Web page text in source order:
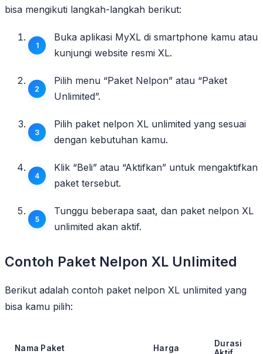
bisa mengikuti langkah-langkah berikut:
Buka aplikasi MyXL di smartphone kamu atau
kunjungi website resmi XL.
Pilih menu “Paket Nelpon” atau “Paket
Unlimited”.
Pilih paket nelpon XL unlimited yang sesuai
dengan kebutuhan kamu.
Klik “Beli” atau “Aktifkan” untuk mengaktifkan
paket tersebut.
Tunggu beberapa saat, dan paket nelpon XL
unlimited akan aktif.
Contoh Paket Nelpon XL Unlimited
Berikut adalah contoh paket nelpon XL unlimited yang
bisa kamu pilih:
Nama Paket Harga
Durasi